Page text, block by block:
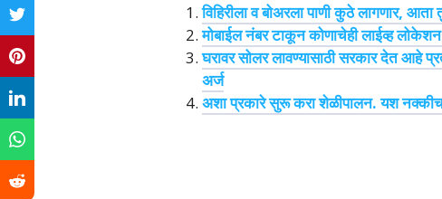
विहिरीला व बोअरला पाणी कुठे लागणार, आता
मोबाईल नंबर टाकून कोणाचेही लाईव्ह
घरावर सोलर लावण्यासाठी सरकार देत
अर्ज
अशा प्रकारे सुरू करा शेळीपालन. यश